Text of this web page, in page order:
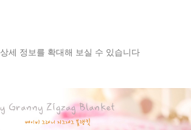
상세 정보를 확대해 보실 수 있습니다